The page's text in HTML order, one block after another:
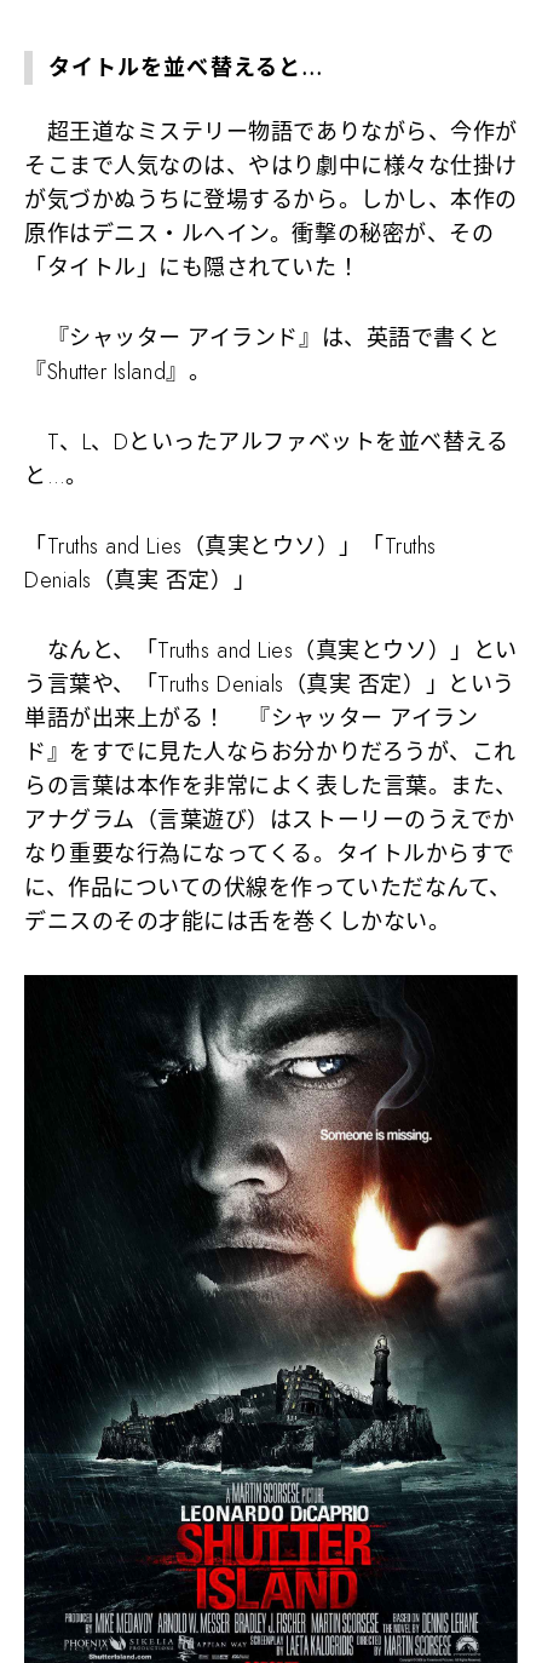
タイトルを並べ替えると…
超王道なミステリー物語でありながら、今作が
そこまで人気なのは、やはり劇中に様々な仕掛け
が気づかぬうちに登場するから。しかし、本作の
原作はデニス・ルへイン。衝撃の秘密が、その
「タイトル」にも隠されていた！
『シャッター アイランド』は、英語で書くと
『Shutter Island』。
T、L、Dといったアルファベットを並べ替える
と…。
「Truths and Lies（真実とウソ）」「Truths
Denials（真実 否定）」
なんと、「Truths and Lies（真実とウソ）」とい
う言葉や、「Truths Denials（真実 否定）」という
単語が出来上がる！ 『シャッター アイラン
ド』をすでに見た人ならお分かりだろうが、これ
らの言葉は本作を非常によく表した言葉。また、
アナグラム（言葉遊び）はストーリーのうえでか
なり重要な行為になってくる。タイトルからすで
に、作品についての伏線を作っていただなんて、
デニスのその才能には舌を巻くしかない。